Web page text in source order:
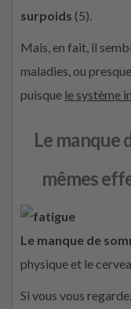
surpoids (5).
Mais, en fait, il
maladies, ou
puisque le système
Le manque
mêmes
Le manque de
physique et le
Si vous vous